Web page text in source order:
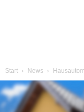
Start News